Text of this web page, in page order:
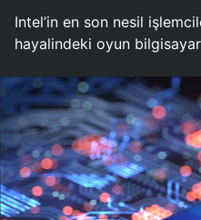
Intel’in en son nesil
hayalindeki oyun